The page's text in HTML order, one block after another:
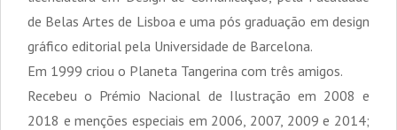
de Belas Artes de Lisboa e uma pós graduação em design
gráfico editorial pela Universidade de Barcelona.
Em 1999 criou o Planeta Tangerina com três amigos.
Recebeu o Prémio Nacional de Ilustração em 2008 e
2018 e menções especiais em 2006, 2007, 2009 e 2014;